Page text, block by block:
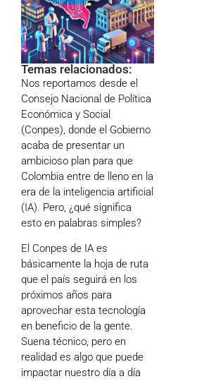
Temas relacionados:
Nos reportamos desde el
Consejo Nacional de Política
Económica y Social
(Conpes), donde el Gobierno
acaba de presentar un
ambicioso plan para que
Colombia entre de lleno en la
era de la inteligencia artificial
(IA). Pero, ¿qué significa
esto en palabras simples?
El Conpes de IA es
básicamente la hoja de ruta
que el país seguirá en los
próximos años para
aprovechar esta tecnología
en beneficio de la gente.
Suena técnico, pero en
realidad es algo que puede
impactar nuestro día a día